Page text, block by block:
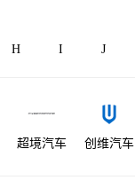
H I J
超境汽车 创维汽车